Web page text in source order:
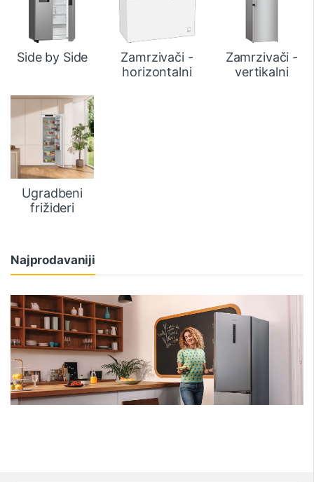
Side by Side
Zamrzivači -
horizontalni
Zamrzivači -
vertikalni
Ugradbeni
frižideri
Najprodavaniji